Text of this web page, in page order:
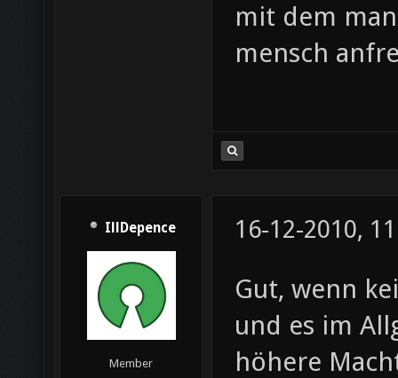
mit dem
mensch
IllDepence
Member
16-12-2010,
Gut, wenn
und es im
höhere